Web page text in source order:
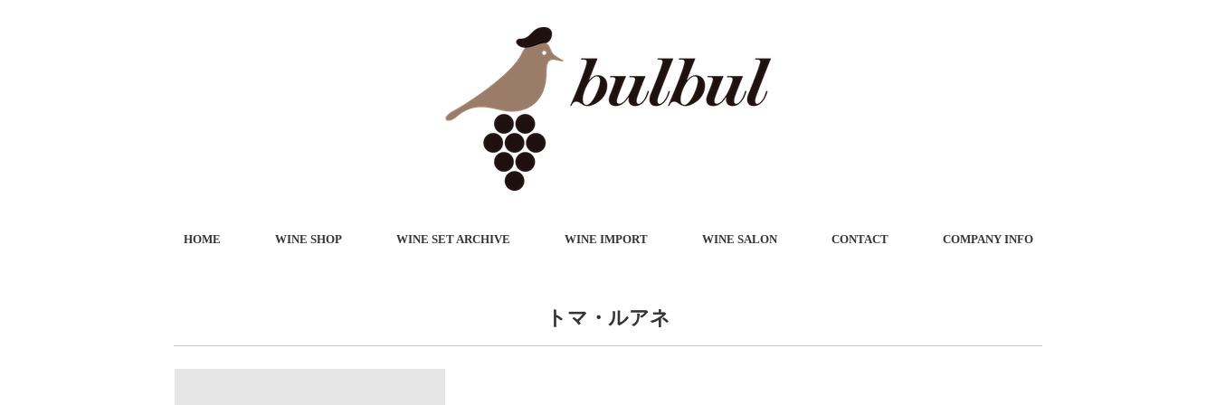
HOME WINE SHOP WINE SET ARCHIVE WINE IMPORT WINE SALON CONTACT COMPANY INFO
トマ・ルアネ